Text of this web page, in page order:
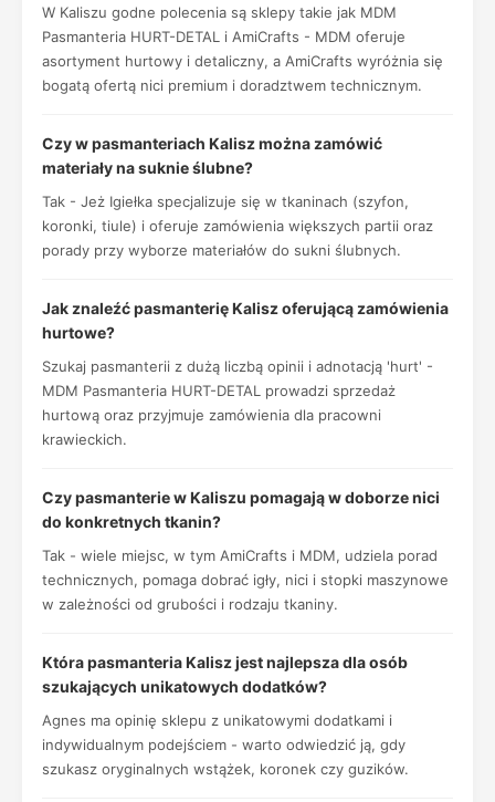
W Kaliszu godne polecenia są sklepy takie jak MDM
Pasmanteria HURT-DETAL i AmiCrafts - MDM oferuje
asortyment hurtowy i detaliczny, a AmiCrafts wyróżnia się
bogatą ofertą nici premium i doradztwem technicznym.
Czy w pasmanteriach Kalisz można zamówić
materiały na suknie ślubne?
Tak - Jeż Igiełka specjalizuje się w tkaninach (szyfon,
koronki, tiule) i oferuje zamówienia większych partii oraz
porady przy wyborze materiałów do sukni ślubnych.
Jak znaleźć pasmanterię Kalisz oferującą zamówienia
hurtowe?
Szukaj pasmanterii z dużą liczbą opinii i adnotacją 'hurt' -
MDM Pasmanteria HURT-DETAL prowadzi sprzedaż
hurtową oraz przyjmuje zamówienia dla pracowni
krawieckich.
Czy pasmanterie w Kaliszu pomagają w doborze nici
do konkretnych tkanin?
Tak - wiele miejsc, w tym AmiCrafts i MDM, udziela porad
technicznych, pomaga dobrać igły, nici i stopki maszynowe
w zależności od grubości i rodzaju tkaniny.
Która pasmanteria Kalisz jest najlepsza dla osób
szukających unikatowych dodatków?
Agnes ma opinię sklepu z unikatowymi dodatkami i
indywidualnym podejściem - warto odwiedzić ją, gdy
szukasz oryginalnych wstążek, koronek czy guzików.